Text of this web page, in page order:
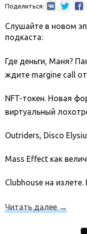
Поделиться:
Слушайте в новом
подкаста:
Где деньги, Маня?
ждите margine call
NFT-токен. Новая
виртуальный
Outriders, Disco
Mass Effect как
Clubhouse на
Читать далее→